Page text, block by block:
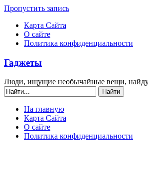
Пропустить запись
Карта Сайта
О сайте
Политика конфиденциальности
Гаджеты
Люди, ищущие необычайные вещи,
На главную
Карта Сайта
О сайте
Политика конфиденциальности